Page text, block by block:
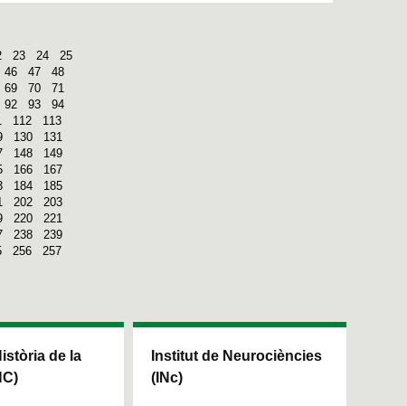
23 24
25
46 47
48
69 70
71
92 93
94
112
113
130
131
148
149
166
167
184
185
202
203
220
221
238
239
256
257
de la
Institut de Neurociències
(INc)